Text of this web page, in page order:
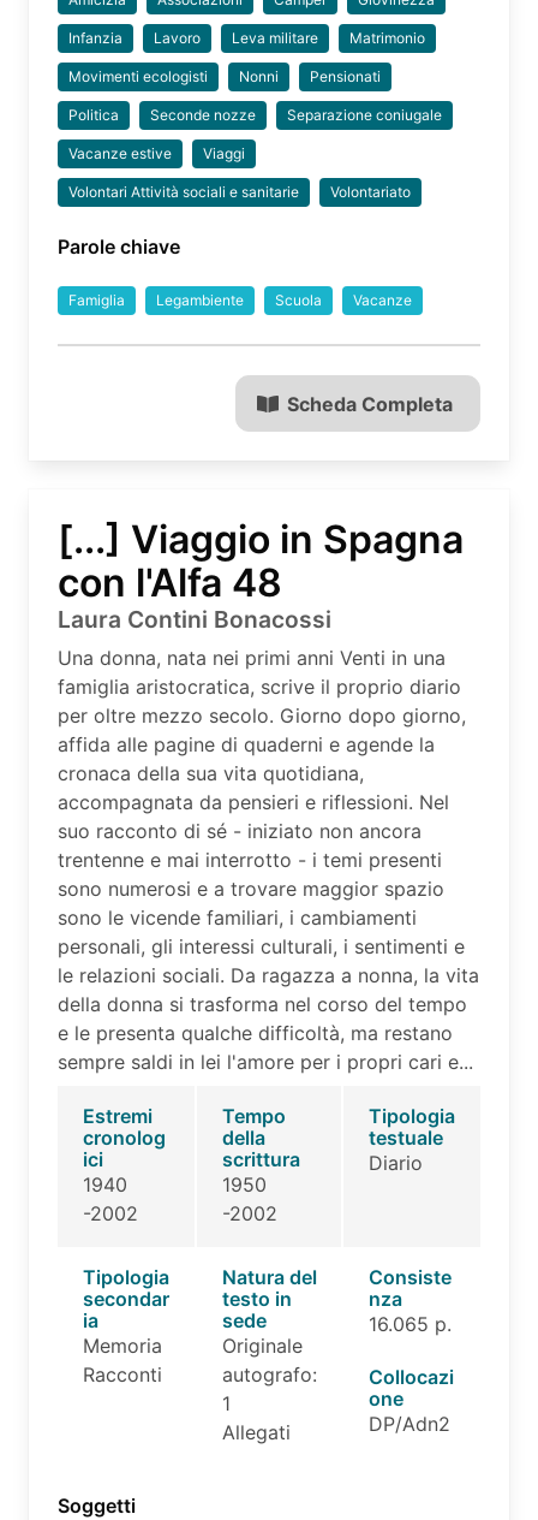
Infanzia Lavoro Leva militare Matrimonio
Movimenti ecologisti Nonni Pensionati
Politica Seconde nozze Separazione coniugale
Vacanze estive Viaggi
Volontari Attività sociali e sanitarie Volontariato
Parole chiave
Famiglia Legambiente Scuola Vacanze
Scheda Completa
[...] Viaggio in Spagna
con l'Alfa 48
Laura Contini Bonacossi
Una donna, nata nei primi anni Venti in una
famiglia aristocratica, scrive il proprio diario
per oltre mezzo secolo. Giorno dopo giorno,
affida alle pagine di quaderni e agende la
cronaca della sua vita quotidiana,
accompagnata da pensieri e riflessioni. Nel
suo racconto di sé - iniziato non ancora
trentenne e mai interrotto - i temi presenti
sono numerosi e a trovare maggior spazio
sono le vicende familiari, i cambiamenti
personali, gli interessi culturali, i sentimenti e
le relazioni sociali. Da ragazza a nonna, la vita
della donna si trasforma nel corso del tempo
e le presenta qualche difficoltà, ma restano
sempre saldi in lei l'amore per i propri cari e...
Estremi
cronolog
ici
1940
-2002
Tempo
della
scrittura
1950
-2002
Tipologia
testuale
Diario
Tipologia
secondar
ia
Memoria
Racconti
Natura del
testo in
sede
Originale
autografo:
1
Allegati
Consiste
nza
16.065 p.
Collocazi
one
DP/Adn2
Soggetti